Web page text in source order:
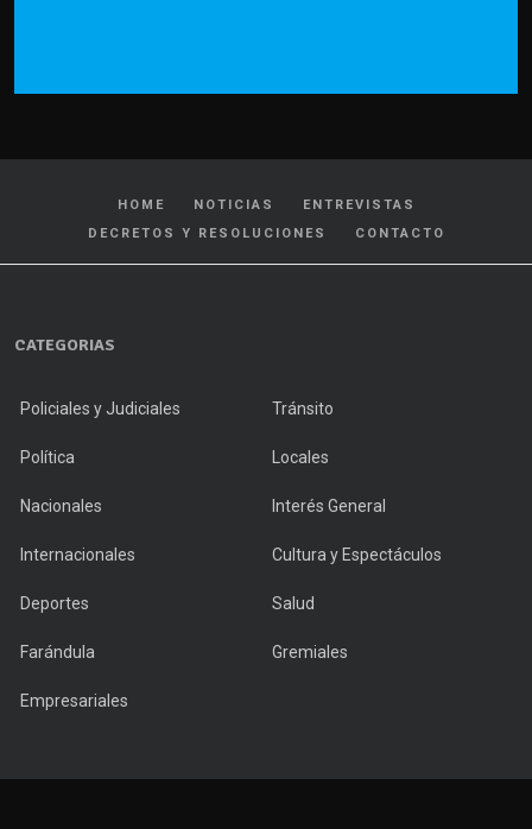
HOME NOTICIAS
ENTREVISTAS
DECRETOS Y RESOLUCIONES
CONTACTO
CATEGORIAS
Policiales y Judiciales Tránsito
Política Locales
Nacionales Interés General
Internacionales Cultura y Espectáculos
Deportes Salud
Farándula Gremiales
Empresariales